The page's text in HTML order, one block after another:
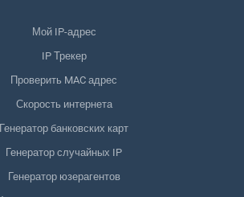
Мой IP-адрес
IP Трекер
Проверить MAC адрес
Скорость интернета
Генератор банковских карт
Генератор случайных IP
Генератор юзерагентов